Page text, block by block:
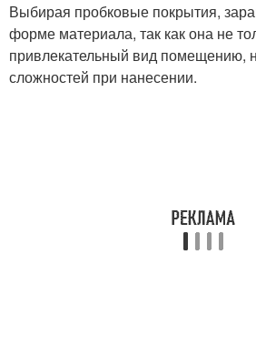
Выбирая пробковые покрытия,
форме материала, так как она не
привлекательный вид помещению,
сложностей при нанесении.